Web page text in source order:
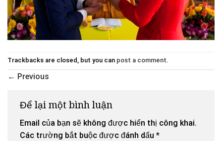
Trackbacks are closed, but you can post a comment.
← Previous
Để lại một bình luận
Email của bạn sẽ không được hiển thị công khai.
Các trường bắt buộc được đánh dấu *